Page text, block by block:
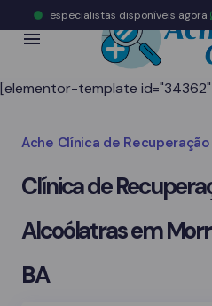
[elementor-template
Ache Clínica de Recuperação
Clínica de
Alcoólatras em
BA
especialistas disponíveis agora